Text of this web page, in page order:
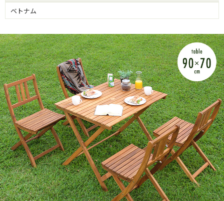
ベトナム